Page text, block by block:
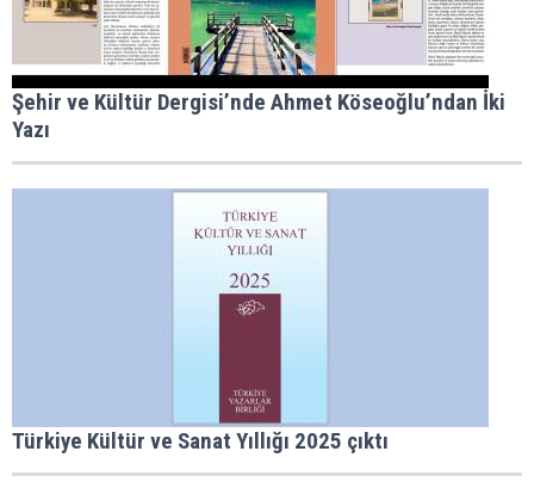
Şehir ve Kültür Dergisi’nde Ahmet Köseoğlu’ndan İki
Yazı
Türkiye Kültür ve Sanat Yıllığı 2025 çıktı